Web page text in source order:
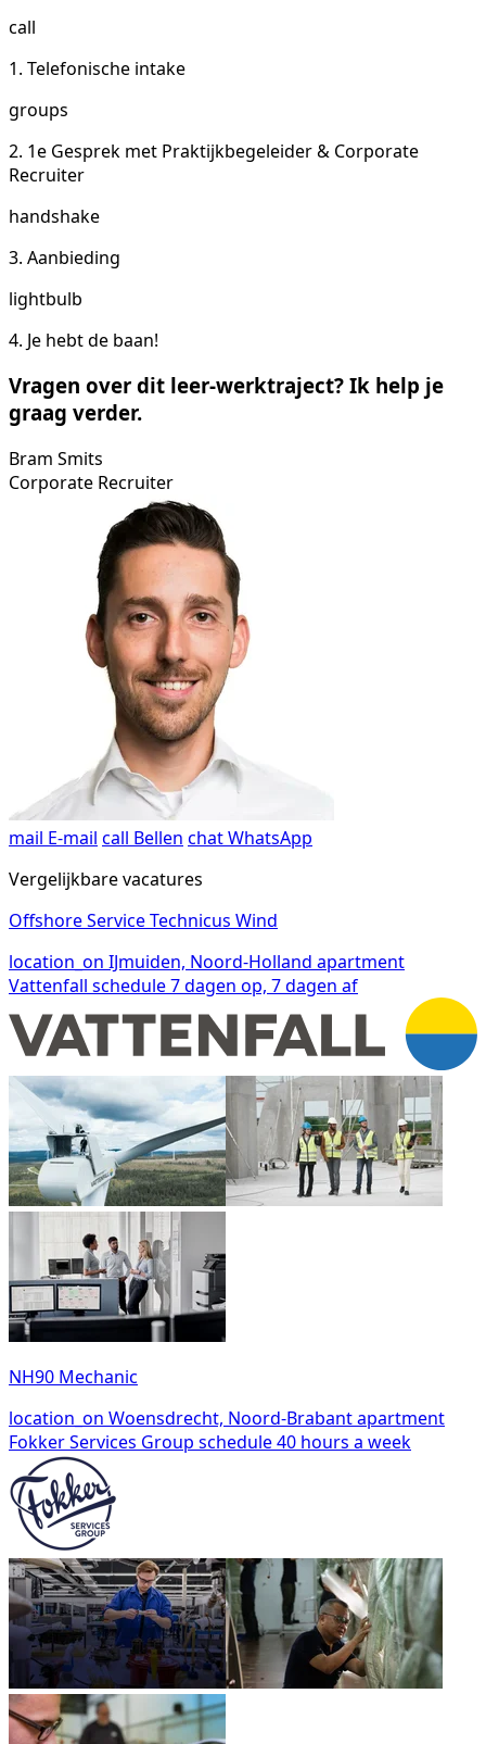
call
1. Telefonische intake
groups
2. 1e Gesprek met Praktijkbegeleider & Corporate
Recruiter
handshake
3. Aanbieding
lightbulb
4. Je hebt de baan!
Vragen over dit leer-werktraject? Ik help je
graag verder.
Bram Smits
Corporate Recruiter
mail E-mail call Bellen chatWhatsApp
Vergelijkbare vacatures
Offshore Service Technicus Wind
location_on IJmuiden, Noord-Holland apartment
Vattenfall schedule7 dagen op, 7 dagen af
NH90 Mechanic
location_on Woensdrecht, Noord-Brabantapartment
Fokker Services Group schedule40 hours a week